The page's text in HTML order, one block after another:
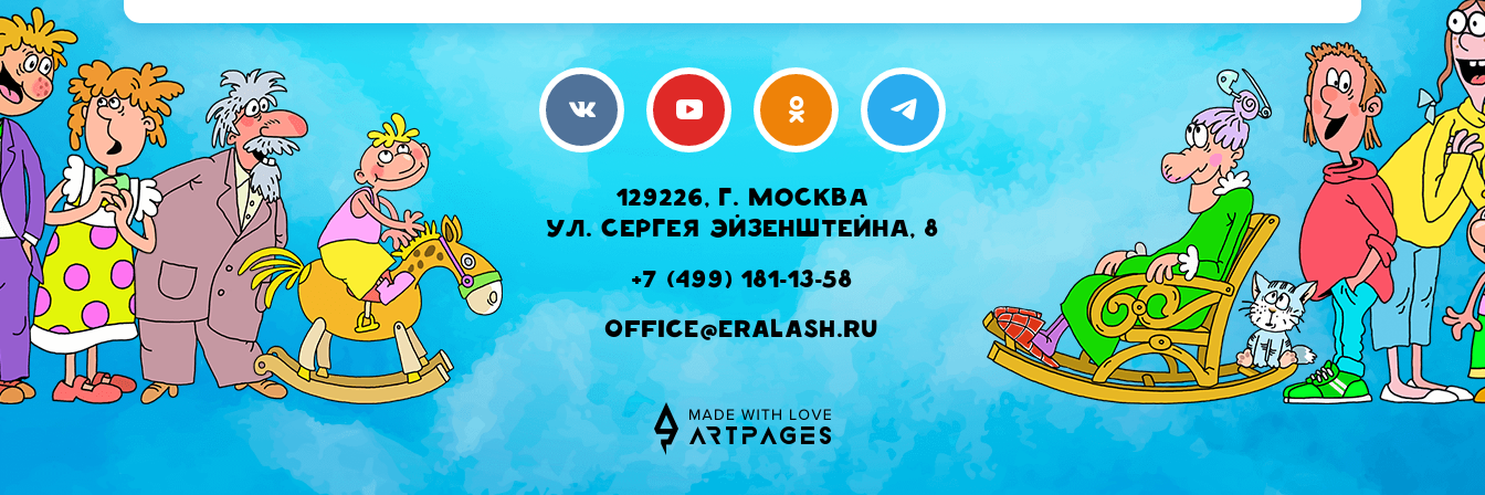
129226, г. Москва
ул. Сергея Эйзенштейна, 8
+7 (499) 181-13-58
office@eralash.ru